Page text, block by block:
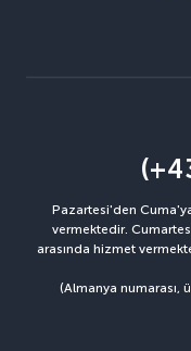
Pazartesi'den
vermektedir.
arasında hizmet
(Almanya